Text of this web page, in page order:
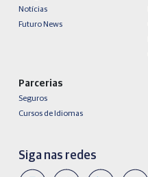
Notícias
Futuro News
Parcerias
Seguros
Cursos de Idiomas
Siga nas redes